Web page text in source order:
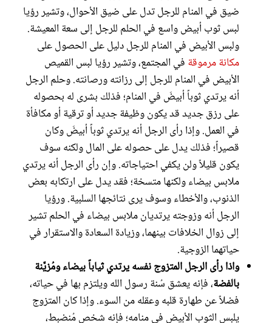
ضيق في المنام للرجل تدل على ضيق الأحوال، وتشير رؤيا
لبس ثوب أبيض واسع في الحلم للرجل إلى سعة المعيشة.
ولبس الأبيض في المنام للرجل دليل على الحصول على
مكانة مرموقة في المجتمع، وتشير رؤيا لبس القميص
الأبيض في المنام للرجل إلى رزانته ورصانته. وحلم الرجل
أنه يرتدي ثوباً أبيضَ في المنام؛ فذلك بشرى له بحصوله
على رزق جديد قد يكون وظيفة جديد أو ترقية أو مكافأة
في العمل. وإذا رأى الرجل أنه يرتدي ثوباً أبيضَ وكان
قصيراً؛ فذلك يدل على حصوله على المال ولكنه سوف
يكون قليلاً ولن يكفي احتياجاته. وإن رأى الرجل أنه يرتدي
ملابس بيضاء ولكنها متسخة؛ فقد يدل على ارتكابه بعض
الذنوب، والأخطاء وسوف يرى نتائجها السلبية. ورؤيا
الرجل أنه وزوجته يرتديان ملابس بيضاء في الحلم تشير
إلى زوال الخلافات بينهما، وزيادة السعادة والاستقرار في
حياتهما الزوجية.
واذا رأى الرجل المتزوج نفسه يرتدي ثياباً بيضاء ومُزيَّنة
بالفضة، فإنه يعشق سُنة رسول الله ويلتزم بها في حياته،
فضلاً عن طهارة قلبه وعقله من السوء. وإذا كان المتزوج
يلبس الثوب الأبيض في منامه؛ فإنه شخص مُنضبط،